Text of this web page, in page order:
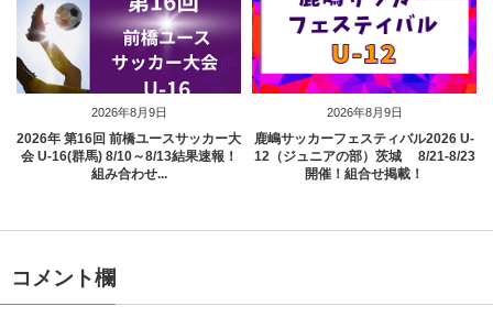
2026年8月9日
2026年 第16回 前橋ユースサッカー大
会 U-16(群馬) 8/10～8/13結果速報！
組み合わせ...
2026年8月9日
鹿嶋サッカーフェスティバル2026 U-
12（ジュニアの部）茨城 8/21-8/23
開催！組合せ掲載！
コメント欄